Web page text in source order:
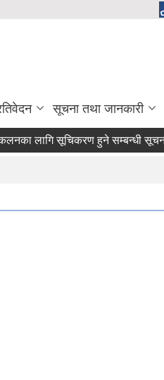
सूचना तथा जानकारी
लागि सूचिकरण हुने सम्बन्धी सूचना !